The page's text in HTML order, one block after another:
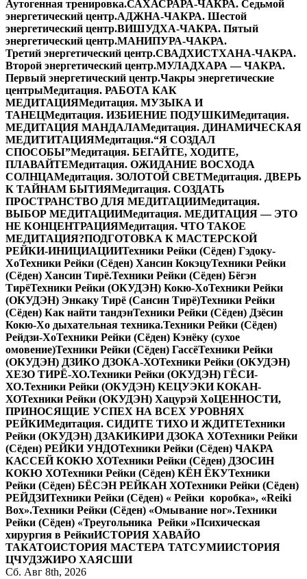
Аутогенная тренировка.САХАСРАРА-ЧАКРА. Седьмой
энергетический центр.АДЖНА-ЧАКРА. Шестой
энергетический центр.ВИШУДХА-ЧАКРА. Пятый
энергетический центр.МАНИПУРА-ЧАКРА.
Третий энергетический центр.СВАДХИСТХАНА-ЧАКРА.
Второй энергетический центр.МУЛАДХАРА — ЧАКРА.
Первый энергетический центр.Чакры энергетические
центрыМедитация. РАБОТА КАК
МЕДИТАЦИЯМедитация. МУЗЫКА И
ТАНЕЦМедитация. ИЗБИЕНИЕ ПОДУШКИМедитация.
МЕДИТАЦИЯ МАНДАЛАМедитация. ДИНАМИЧЕСКАЯ
МЕДИТИТАЦИЯМедитация.“Я СОЗДАЛ
СПОСОБЫ”Медитация. БЕГАЙТЕ, ХОДИТЕ,
ПЛАВАЙТЕМедитация. ОЖИДАНИЕ ВОСХОДА
СОЛНЦАМедитация. ЗОЛОТОЙ СВЕТМедитация. ДВЕРЬ
К ТАЙНАМ БЫТИЯМедитация. СОЗДАТЬ
ПРОСТРАНСТВО ДЛЯ МЕДИТАЦИИМедитация.
ВЫБОР МЕДИТАЦИИМедитация. МЕДИТАЦИЯ — ЭТО
НЕ КОНЦЕНТРАЦИЯМедитация. ЧТО ТАКОЕ
МЕДИТАЦИЯ?ПОДГОТОВКА К МАСТЕРСКОЙ
РЕЙКИ-ИНИЦИАЦИИТехники Рейки (Сёден) Гэдоку-
ХоТехники Рейки (Сёден) Хансин КокэцуТехники Рейки
(Сёден) Хансин Тирё.Техники Рейки (Сёден) Бёгэн
ТирёТехники Рейки (ОКУДЭН) Кокю-ХоТехники Рейки
(ОКУДЭН) Энкаку Тирё (Сансин Тирё)Техники Рейки
(Сёден) Как найти тандэнТехники Рейки (Сёден) Дзёсин
Кокю-Хо дыхательная техника.Техники Рейки (Сёден)
Рейдзи-ХоТехники Рейки (Сёден) Кэнёку (сухое
омовение)Техники Рейки (Сёден) ГассёТехники Рейки
(ОКУДЭН) ДЗИКО ДЗОКА-ХОТехники Рейки (ОКУДЭН)
ХЕЗО ТИРЁ-ХО.Техники Рейки (ОКУДЭН) ГЁСИ-
ХО.Техники Рейки (ОКУДЭН) КЕЦУЭКИ КОКАН-
ХОТехники Рейки (ОКУДЭН) Хацурэй ХоЦЕННОСТИ,
ПРИНОСЯЩИЕ УСПЕХ НА ВСЕХ УРОВНЯХ
РЕЙКИМедитация. СИДИТЕ ТИХО И ЖДИТЕТехники
Рейки (ОКУДЭН) ДЗАКИКИРИ ДЗОКА ХОТехники Рейки
(Сёден) РЕЙКИ УНДОТехники Рейки (Сёден) ЧАКРА
КАССЕЙ КОКЮ ХОТехники Рейки (Сёден) ДЗОСИН
КОКЮ ХОТехники Рейки (Сёден) КЁН ЁКУТехники
Рейки (Сёден) БЁСЭН РЕЙКАН ХОТехники Рейки (Сёден)
РЕЙДЗИТехники Рейки (Сёден) « Рейки коробка», «Reiki
Вox».Техники Рейки (Сёден) «Омывание ног».Техники
Рейки (Сёден) «Треугольника Рейки »Психическая
хирургия в РейкиИСТОРИЯ ХАВАЙО
ТАКАТОИСТОРИЯ МАСТЕРА ТАТСУМИИСТОРИЯ
ЦЧУДЗЖИРО ХАЯСШИ
Сб. Авг 8th, 2026